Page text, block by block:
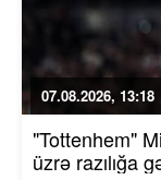
07.08.2026, 13:18
"Tottenhem"
üzrə razılığa